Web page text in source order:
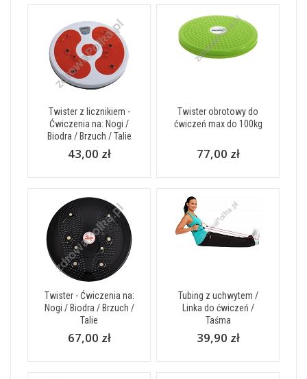
Twister z licznikiem -
Ćwiczenia na: Nogi /
Biodra / Brzuch / Talie
43,00 zł
Twister obrotowy do
ćwiczeń max do 100kg
77,00 zł
Twister - Ćwiczenia na:
Nogi / Biodra / Brzuch /
Talie
67,00 zł
Tubing z uchwytem /
Linka do ćwiczeń /
Taśma
39,90 zł